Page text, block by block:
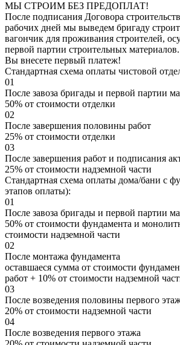
МЫ СТРОИМ БЕЗ ПРЕДОПЛАТ!
После подписания Договора
рабочих дней мы выведем бригаду
вагончик для проживания строителей,
первой партии строительных
Вы внесете первый платеж!
Стандартная схема оплаты чистовой
01
После завоза бригады и первой партии
50% от стоимости отделки
02
После завершения половины работ
25% от стоимости отделки
03
После завершения работ и подписания
25% от стоимости надземной части
Стандартная схема оплаты дома/бани с
этапов оплаты):
01
После завоза бригады и первой партии
50% от стоимости фундамента и
стоимости надземной части
02
После монтажа фундамента
оставшаеся сумма от стоимости
работ + 10% от стоимости надземной
03
После возведения половины первого
20% от стоимости надземной части
04
После возведения первого этажа